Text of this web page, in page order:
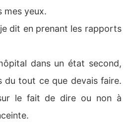
élever quoi qu'il arrive...'
avec ses trois enfants, pour
mes yeux.
dit en prenant les rapports
dans un état second,
du tout ce que devais faire.
le fait de dire ou non à